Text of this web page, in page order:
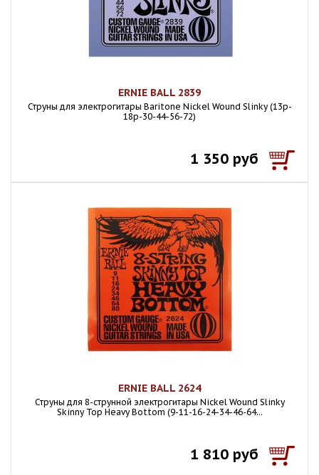
ERNIE BALL 2839
Струны для электрогитары Baritone Nickel Wound Slinky (13p-
18p-30-44-56-72)
1 350 руб
ERNIE BALL 2624
Струны для 8-струнной электрогитары Nickel Wound Slinky
Skinny Top Heavy Bottom (9-11-16-24-34-46-64...
1 810 руб